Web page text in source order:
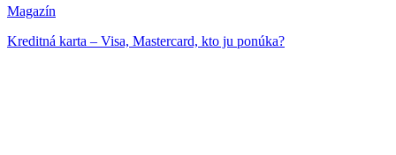
Magazín
Kreditná karta – Visa, Mastercard, kto ju ponúka?